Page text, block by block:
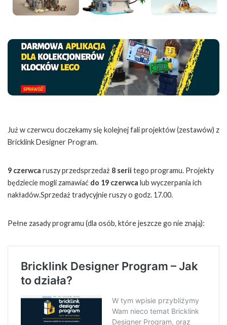
Już w czerwcu doczekamy się kolejnej fali projektów (zestawów) z
Bricklink Designer Program.
9 czerwca ruszy przedsprzedaż 8 serii tego programu. Projekty
będziecie mogli zamawiać do 19 czerwca lub wyczerpania ich
nakładów.Sprzedaż tradycyjnie ruszy o godz. 17.00.
Pełne zasady programu (dla osób, które jeszcze go nie znają):